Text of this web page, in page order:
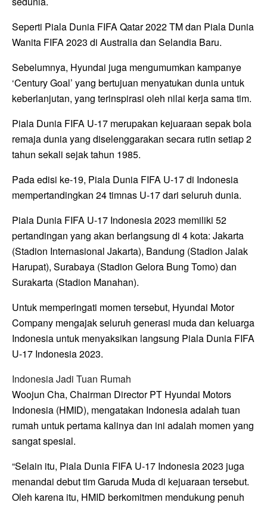
Seperti Piala Dunia FIFA Qatar 2022 TM dan Piala Dunia
Wanita FIFA 2023 di Australia dan Selandia Baru.
Sebelumnya, Hyundai juga mengumumkan kampanye
‘Century Goal’ yang bertujuan menyatukan dunia untuk
keberlanjutan, yang terinspirasi oleh nilai kerja sama tim.
Piala Dunia FIFA U-17 merupakan kejuaraan sepak bola
remaja dunia yang diselenggarakan secara rutin setiap 2
tahun sekali sejak tahun 1985.
Pada edisi ke-19, Piala Dunia FIFA U-17 di Indonesia
mempertandingkan 24 timnas U-17 dari seluruh dunia.
Piala Dunia FIFA U-17 Indonesia 2023 memiliki 52
pertandingan yang akan berlangsung di 4 kota: Jakarta
(Stadion Internasional Jakarta), Bandung (Stadion Jalak
Harupat), Surabaya (Stadion Gelora Bung Tomo) dan
Surakarta (Stadion Manahan).
Untuk memperingati momen tersebut, Hyundai Motor
Company mengajak seluruh generasi muda dan keluarga
Indonesia untuk menyaksikan langsung Piala Dunia FIFA
U-17 Indonesia 2023.
Indonesia Jadi Tuan Rumah
Woojun Cha, Chairman Director PT Hyundai Motors
Indonesia (HMID), mengatakan Indonesia adalah tuan
rumah untuk pertama kalinya dan ini adalah momen yang
sangat spesial.
“Selain itu, Piala Dunia FIFA U-17 Indonesia 2023 juga
menandai debut tim Garuda Muda di kejuaraan tersebut.
Oleh karena itu, HMID berkomitmen mendukung penuh